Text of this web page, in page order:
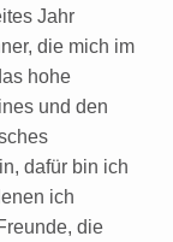
Jahr
die mich im
hohe
und den
dafür bin ich
ich
die